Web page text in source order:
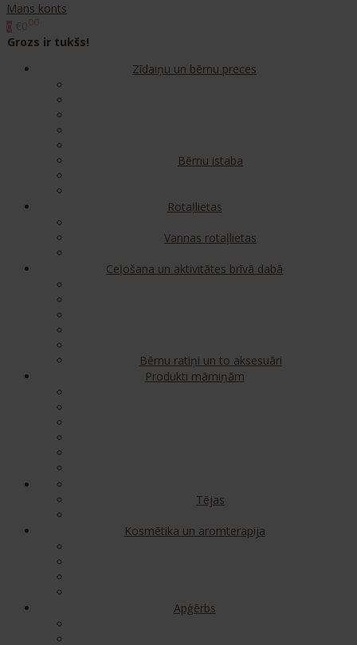
Mans konts
Grozs ir tukšs!
Zīdaiņu un bērnu preces
Bērnu istaba
Rotaļlietas
Vannas rotaļlietas
Ceļošana un aktivitātes brīvā dabā
Bērnu ratiņi un to aksesuāri
Produkti māmiņām
Tējas
Kosmētika un aromterapija
Apģērbs